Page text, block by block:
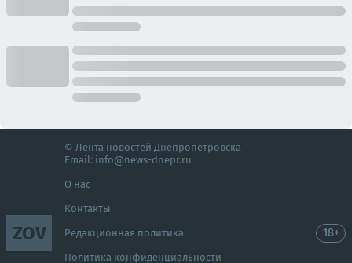
ZOV
© Лента новостей Днепропетровска
Email: info@news-dnepr.ru
О нас
Контакты
Редакционная политика
Политика конфиденциальности
18+